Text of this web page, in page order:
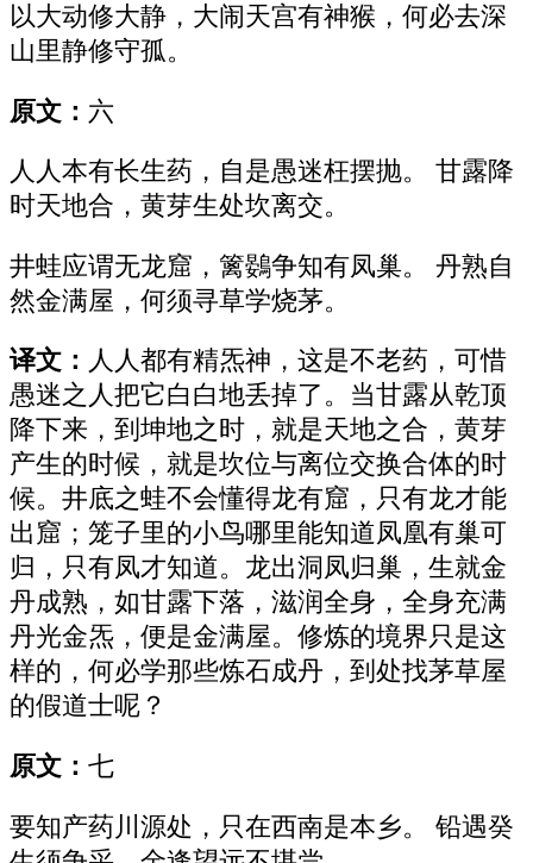
以大动修大静，大闹天宫有神猴，何必去深
山里静修守孤。
原文： 六
人人本有长生药，自是愚迷枉摆抛。 甘露降
时天地合，黄芽生处坎离交。
井蛙应谓无龙窟，篱鷃争知有凤巢。 丹熟自
然金满屋，何须寻草学烧茅。
译文： 人人都有精炁神，这是不老药，可惜
愚迷之人把它白白地丢掉了。当甘露从乾顶
降下来，到坤地之时，就是天地之合，黄芽
产生的时候，就是坎位与离位交换合体的时
候。井底之蛙不会懂得龙有窟，只有龙才能
出窟；笼子里的小鸟哪里能知道凤凰有巢可
归，只有凤才知道。龙出洞凤归巢，生就金
丹成熟，如甘露下落，滋润全身，全身充满
丹光金炁，便是金满屋。修炼的境界只是这
样的，何必学那些炼石成丹，到处找茅草屋
的假道士呢？
原文： 七
要知产药川源处，只在西南是本乡。 铅遇癸